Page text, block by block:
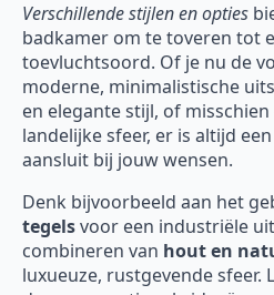
Verschillende stijlen en opties
badkamer om te toveren tot
toevluchtsoord. Of je nu de
moderne, minimalistische
en elegante stijl, of
landelijke sfeer, er is altijd
aansluit bij jouw wensen.
Denk bijvoorbeeld aan het
tegelsvoor een industriële
combineren van hout en
luxueuze, rustgevende sfeer.